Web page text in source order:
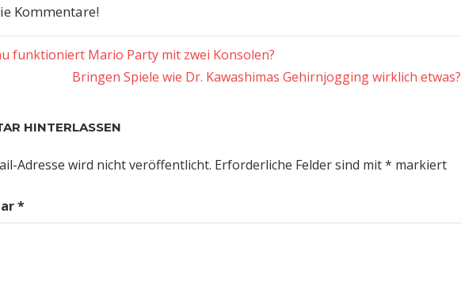
Kommentare!
funktioniert Mario Party mit zwei Konsolen?
Nächster
Bringen Spiele wie Dr. Kawashimas Gehirnjogging wirklich etwas?
HINTERLASSEN
Adresse wird nicht veröffentlicht. Erforderliche Felder sind mit* markiert
*